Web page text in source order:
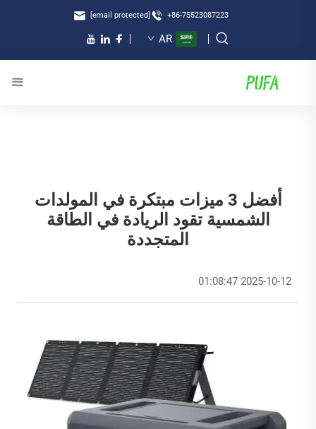
+86-75523087223
[email protected]
AR
أفضل 3 ميزات مبتكرة في المولدات
الشمسية تقود الريادة في الطاقة
المتجددة
2025-10-12 01:08:47